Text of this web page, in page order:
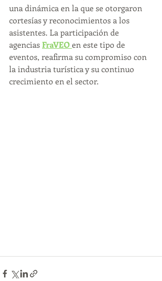
una dinámica en la que se otorgaron
cortesías y reconocimientos a los
asistentes. La participación de
agencias FraVEOen este tipo de
eventos, reafirma su compromiso con
la industria turística y su continuo
crecimiento en el sector.